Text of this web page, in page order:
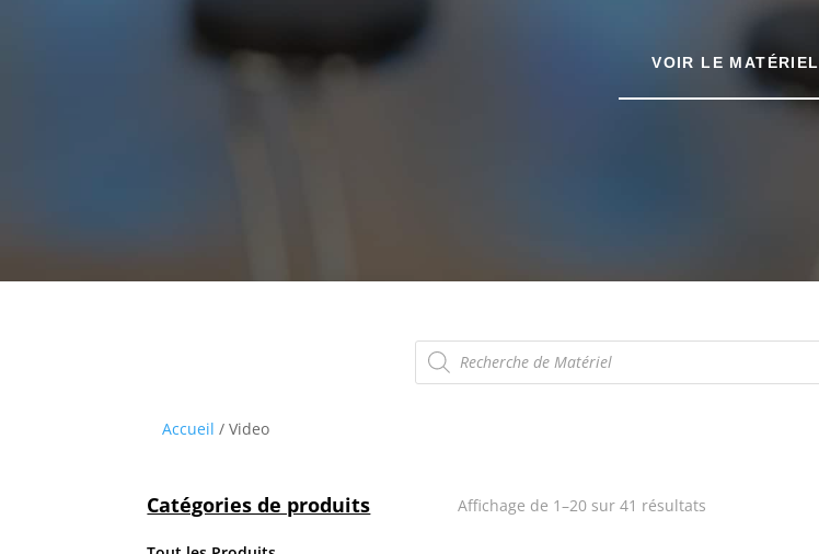
VOIR LE MATÉRIEL
Recherche
de
produits
Accueil / Video
Catégories de produits Affichage de 1–20 sur 41 résultatsTrié